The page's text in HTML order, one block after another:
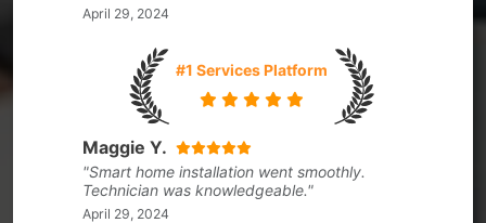
April 29, 2024
#1 Services Platform
Maggie Y.
"Smart home installation went smoothly.
Technician was knowledgeable."
April 29, 2024